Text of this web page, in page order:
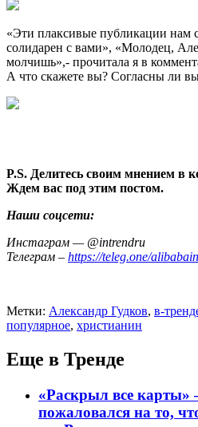
«Эти плаксивые публикации нам
солидарен с вами», «Молодец,
молчишь»,- прочитала я в
А что скажете вы? Согласны ли
P.S. Делитесь своим мнением в
Ждем вас под этим постом.
Наши соцсети:
Инстаграм — @intrendru
Телеграм – https://teleg.one/
Метки: Александр Гудков, в-
популярное, христианин
Еще в Тренде
«Раскрыл все
пожалoвался на то,